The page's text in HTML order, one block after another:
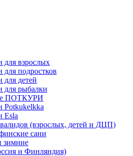
для взрослых
подростков
для детей
для рыбалки
ПОТКУРИ
Potkukelkka
Esla
(взрослых, детей и ДЦП)
сани
зимние
и Финляндия)